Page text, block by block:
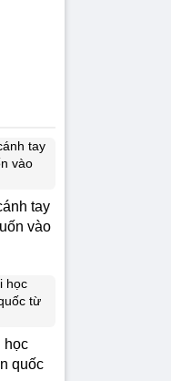
tay
vào
học
quốc